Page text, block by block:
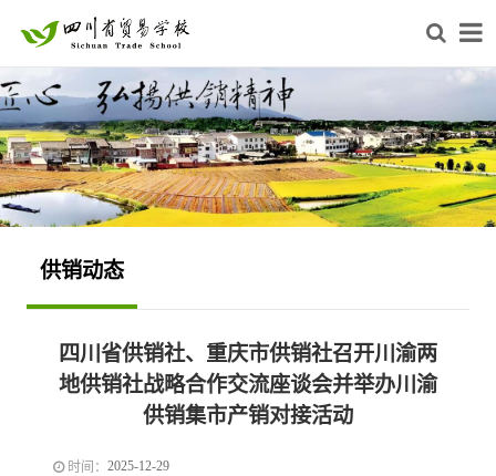
供销动态
四川省供销社、重庆市供销社召开川渝两
地供销社战略合作交流座谈会并举办川渝
供销集市产销对接活动
时间： 2025-12-29